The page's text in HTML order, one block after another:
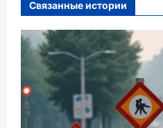
и
с
Связанные истории